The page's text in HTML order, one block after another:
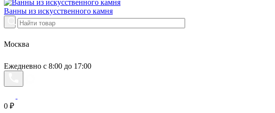
Ванны из искусственного камня
Москва
Ежедневно с 8:00 до 17:00
0 ₽